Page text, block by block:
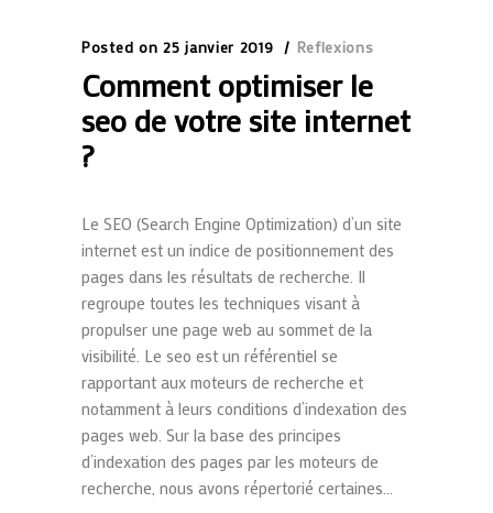
Posted on 25 janvier 2019 Reflexions
Comment optimiser le
seo de votre site internet
?
Le SEO (Search Engine Optimization) d’un site
internet est un indice de positionnement des
pages dans les résultats de recherche. Il
regroupe toutes les techniques visant à
propulser une page web au sommet de la
visibilité. Le seo est un référentiel se
rapportant aux moteurs de recherche et
notamment à leurs conditions d’indexation des
pages web. Sur la base des principes
d’indexation des pages par les moteurs de
recherche, nous avons répertorié certaines...